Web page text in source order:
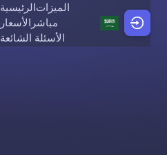
Skip to content
الرئيسيةالميزات
الأسعار مباشر
الأسئلة الشائعة